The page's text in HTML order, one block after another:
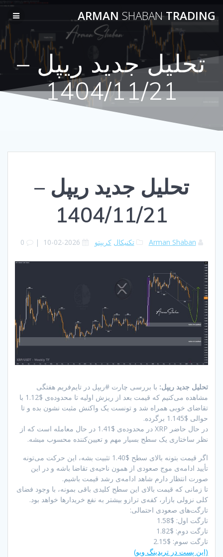
to
content
ARMAN SHABANTRADING
تحلیل جدید ریپل –
1404/11/21
تحلیل جدید ریپل –
1404/11/21
Arman Shaban تکنیکال کریپتو 2026-02-10
|
0
تحلیل جدید ریپل: با بررسی چارت #ریپل در تایم‌فریم هفتگی
مشاهده می‌کنیم که قیمت بعد از ریزش اولیه تا محدوده‌ی $1.12 با
تقاضای خوبی همراه شد و تونست یک واکنش مثبت نشون بده و تا
حوالی $1.145 برگرده.
در حال حاضر XRP در محدوده‌ی $1.41 در حال معامله است که از
نظر ساختاری یک سطح بسیار مهم و تعیین‌کننده محسوب میشه.
اگر قیمت بتونه بالای سطح $1.40 تثبیت بشه، این حرکت می‌تونه
تأیید ادامه‌ی موج صعودی از همون ناحیه‌ی تقاضا باشه و در این
صورت انتظار دارم شاهد ادامه‌ی رشد قیمت باشیم.
تا زمانی که قیمت بالای این سطح کلیدی باقی بمونه، با وجود فضای
کلی نزولی بازار، کفه‌ی ترازو بیشتر به نفع خریدارها خواهد بود.
تارگت‌های صعودی احتمالی:
تارگت اول: $1.58
تارگت دوم: $1.82
تارگت سوم: $2.15
(این پست در تریدینگ ویو)